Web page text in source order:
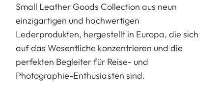
Small Leather Goods Collection aus neun
einzigartigen und hochwertigen
Lederprodukten, hergestellt in Europa, die sich
auf das Wesentliche konzentrieren und die
perfekten Begleiter für Reise- und
Photographie-Enthusiasten sind.